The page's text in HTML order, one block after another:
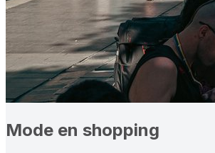
Mode en shopping